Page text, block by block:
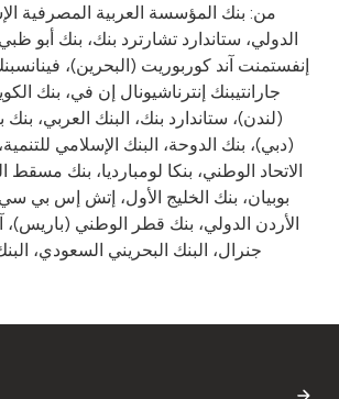
من: بنك المؤسسة العربية المصرفية
الدولي، ستاندارد تشارترد بنك، بنك أبو
إنفستمنت آند كوربوريت (البحرين)،
جارانتيبنك إنترناشيونال إن في، بنك
(لندن)، ستاندارد بنك، البنك العربي،
(دبي)، بنك الدوحة، البنك الإسلامي
الاتحاد الوطني، بنكا لومبارديا، بنك مسقط
بوبيان، بنك الخليج الأول، إتش إس بي
الأردن الدولي، بنك قطر الوطني (باريس)،
جنرال، البنك البحريني السعودي،